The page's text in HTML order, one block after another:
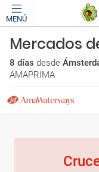
MENÚ
Mercados
8 días desde
AMAPRIMA